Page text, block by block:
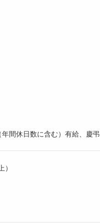
間休日数に含む）有給、慶弔